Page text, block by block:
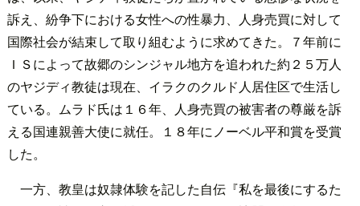
訴え、紛争下における女性への性暴力、人身売買に対して
国際社会が結束して取り組むように求めてきた。７年前に
ＩＳによって故郷のシンジャル地方を追われた約２５万人
のヤジディ教徒は現在、イラクのクルド人居住区で生活し
ている。ムラド氏は１６年、人身売買の被害者の尊厳を訴
える国連親善大使に就任。１８年にノーベル平和賞を受賞
した。
一方、教皇は奴隷体験を記した自伝『私を最後にするた